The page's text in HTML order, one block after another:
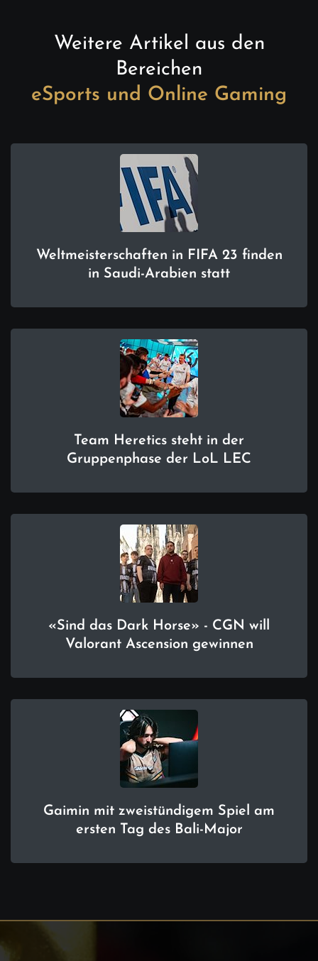
Weitere Artikel aus den
Bereichen
eSports und Online Gaming
Weltmeisterschaften in FIFA 23 finden
in Saudi-Arabien statt
Team Heretics steht in der
Gruppenphase der LoL LEC
«Sind das Dark Horse» - CGN will
Valorant Ascension gewinnen
Gaimin mit zweistündigem Spiel am
ersten Tag des Bali-Major